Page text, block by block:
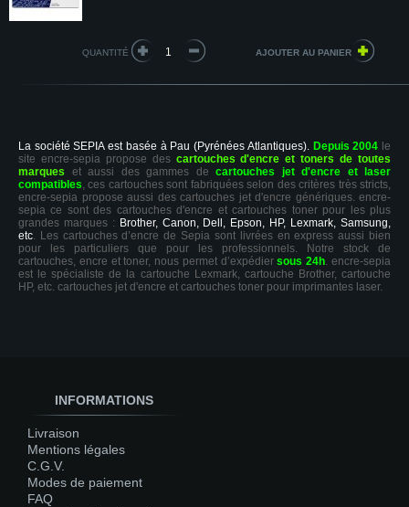
QUANTITÉ
La société SEPIA est basée à Pau (Pyrénées Atlantiques). Depuis 2004 le
site encre-sepia propose des cartouches d'encre et toners de toutes
marques et aussi des gammes de cartouches jet d'encre et laser
compatibles, ces cartouches sont fabriquées selon des critères très stricts,
encre-sepia propose aussi des cartouches jet d'encre génériques. encre-
sepia ce sont des cartouches d'encre et cartouches toner pour les plus
grandes marques : Brother, Canon, Dell, Epson, HP, Lexmark, Samsung,
etc. Les cartouches d’encre de Sepia sont livrées en express aussi bien
pour les particuliers que pour les professionnels. Notre stock de
cartouches, encre et toner, nous permet d’expédiersous 24h. encre-sepia
est le spécialiste de la cartouche Lexmark, cartouche Brother, cartouche
HP, etc. cartouches jet d'encre et cartouches toner pour imprimantes laser.
INFORMATIONS
Livraison
Mentions légales
C.G.V.
Modes de paiement
FAQ